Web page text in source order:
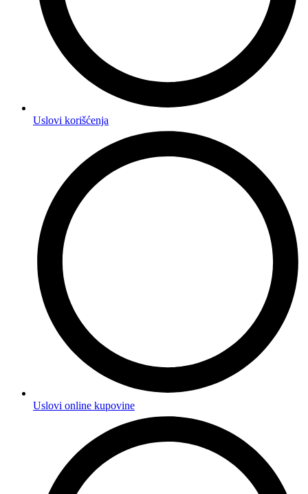
Uslovi korišćenja
Uslovi online kupovine